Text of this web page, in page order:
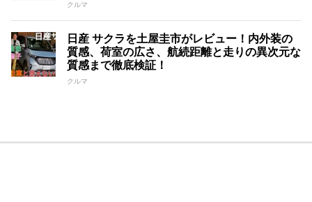
クルマ
日産 サクラを土屋圭市がレビュー！内外装の
質感、荷室の広さ、航続距離と走りの異次元な
質感まで徹底検証！
クルマ